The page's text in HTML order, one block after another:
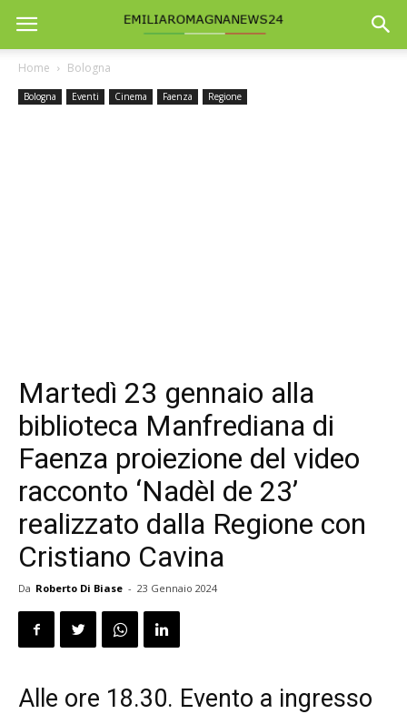
Home Bologna
Bologna Eventi Cinema Faenza Regione
Martedì 23 gennaio alla
biblioteca Manfrediana di
Faenza proiezione del video
racconto ‘Nadèl de 23’
realizzato dalla Regione con
Cristiano Cavina
Da Roberto Di Biase - 23 Gennaio 2024
Alle ore 18.30. Evento a ingresso